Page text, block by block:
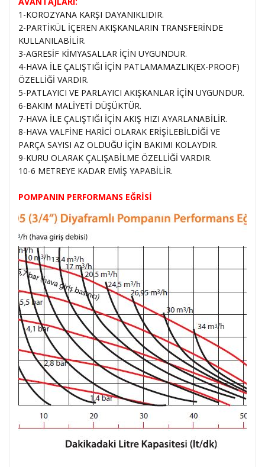
1-KOROZYANA KARŞI DAYANIKLIDIR.
2-PARTİKÜL İÇEREN AKIŞKANLARIN TRANSFERİNDE
KULLANILABİLİR.
3-AGRESİF KİMYASALLAR İÇİN UYGUNDUR.
4-HAVA İLE ÇALIŞTIĞI İÇİN PATLAMAMAZLIK(EX-PROOF)
ÖZELLİĞİ VARDIR.
5-PATLAYICI VE PARLAYICI AKIŞKANLAR İÇİN UYGUNDUR.
6-BAKIM MALİYETİ DÜŞÜKTÜR.
7-HAVA İLE ÇALIŞTIĞI İÇİN AKIŞ HIZI AYARLANABİLİR.
8-HAVA VALFİNE HARİCİ OLARAK ERİŞİLEBİLDİĞİ VE
PARÇA SAYISI AZ OLDUĞU İÇİN BAKIMI KOLAYDIR.
9-KURU OLARAK ÇALIŞABİLME ÖZELLİĞİ VARDIR.
10-6 METREYE KADAR EMİŞ YAPABİLİR.
POMPANIN PERFORMANS EĞRİSİ